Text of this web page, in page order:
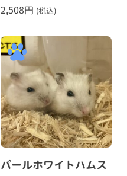
2,508円 (税込)
パールホワイトハムス